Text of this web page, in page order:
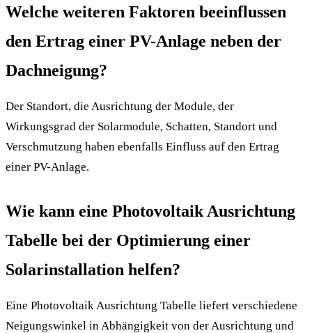
Welche weiteren Faktoren beeinflussen
den Ertrag einer PV-Anlage neben der
Dachneigung?
Der Standort, die Ausrichtung der Module, der
Wirkungsgrad der Solarmodule, Schatten, Standort und
Verschmutzung haben ebenfalls Einfluss auf den Ertrag
einer PV-Anlage.
Wie kann eine Photovoltaik Ausrichtung
Tabelle bei der Optimierung einer
Solarinstallation helfen?
Eine Photovoltaik Ausrichtung Tabelle liefert verschiedene
Neigungswinkel in Abhängigkeit von der Ausrichtung und